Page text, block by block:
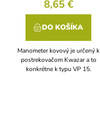
8,65 €
DO KOŠÍKA
Manometer kovový je určený k
postrekovačom Kwazar a to
konkrétne k typu VP 15.